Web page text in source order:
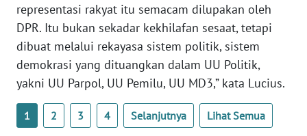
representasi rakyat itu semacam dilupakan oleh
DPR. Itu bukan sekadar kekhilafan sesaat, tetapi
dibuat melalui rekayasa sistem politik, sistem
demokrasi yang dituangkan dalam UU Politik,
yakni UU Parpol, UU Pemilu, UU MD3,” kata Lucius.
1 2 3 4 Selanjutnya Lihat Semua
PAPUA
WN
PAPUA
BARAT
WN
RIAU